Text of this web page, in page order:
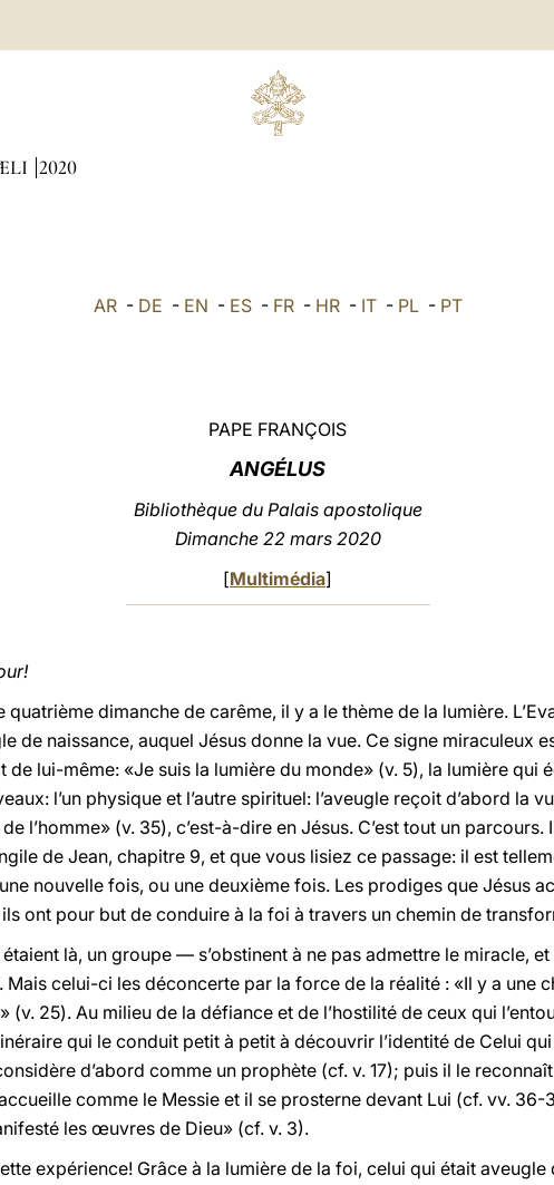
2020
AR- DE - EN - ES- FR- HR- IT- PL- PT
PAPE FRANÇOIS
ANGÉLUS
Bibliothèque du Palais apostolique
Dimanche 22 mars 2020
[Multimédia]
dimanche de carême, il y a le thème de la lumière.
de naissance, auquel Jésus donne la vue. Ce signe miraculeux
de lui-même: «Je suis la lumière du monde» (v. 5), la lumière qui
l’un physique et l’autre spirituel: l’aveugle reçoit d’abord la
l’homme» (v. 35), c’est-à-dire en Jésus. C’est tout un parcours.
de Jean, chapitre 9, et que vous lisiez ce passage: il est
nouvelle fois, ou une deuxième fois. Les prodiges que Jésus
ont pour but de conduire à la foi à travers un chemin de
là, un groupe — s’obstinent à ne pas admettre le miracle,
Mais celui-ci les déconcerte par la force de la réalité : «Il y a une
(v. 25). Au milieu de la défiance et de l’hostilité de ceux qui
qui le conduit petit à petit à découvrir l’identité de Celui
d’abord comme un prophète (cf. v. 17); puis il le
comme le Messie et il se prosterne devant Lui (cf. vv. 36-
les œuvres de Dieu» (cf. v. 3).
expérience! Grâce à la lumière de la foi, celui qui était